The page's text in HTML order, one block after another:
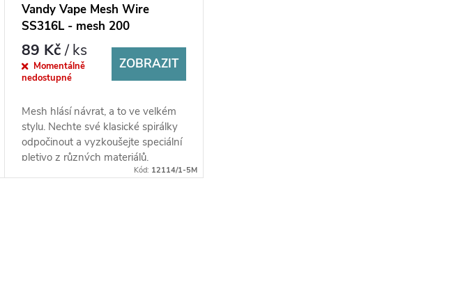
Vandy Vape Mesh Wire
SS316L - mesh 200
89 Kč/ ks
Momentálně
nedostupné
ZOBRAZIT
Mesh hlásí návrat, a to ve velkém
stylu. Nechte své klasické spirálky
odpočinout a vyzkoušejte speciální
pletivo z různých materiálů.
Kód: 12114/1-5M